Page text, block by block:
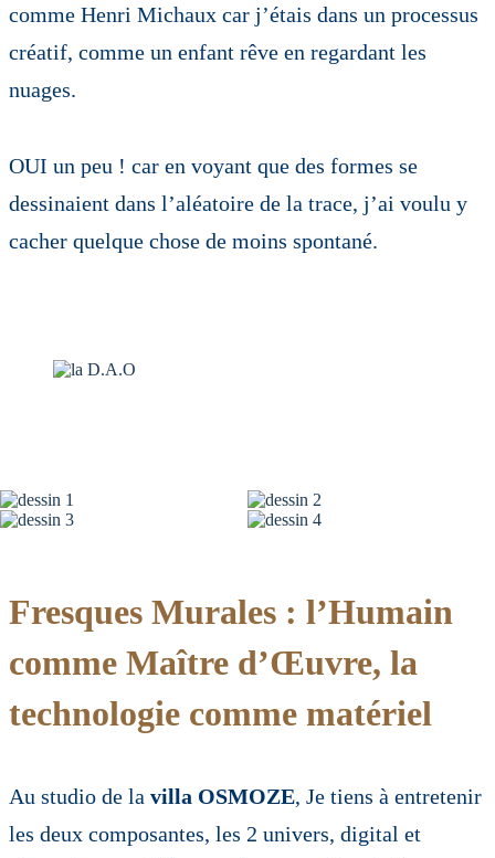
comme Henri Michaux car j’étais dans un processus
créatif, comme un enfant rêve en regardant les
nuages.
OUI un peu ! car en voyant que des formes se
dessinaient dans l’aléatoire de la trace, j’ai voulu y
cacher quelque chose de moins spontané.
Fresques Murales : l’Humain
comme Maître d’Œuvre, la
technologie comme matériel
Au studio de la villa OSMOZE, Je tiens à entretenir
les deux composantes, les 2 univers, digital et